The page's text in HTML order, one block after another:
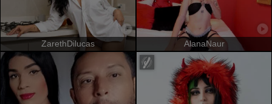
ZarethDilucas AlanaNaur